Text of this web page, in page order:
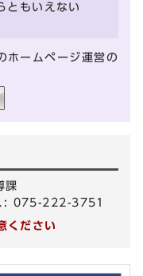
ともいえない
ホームページ運営の
課
: 075-222-3751
ください